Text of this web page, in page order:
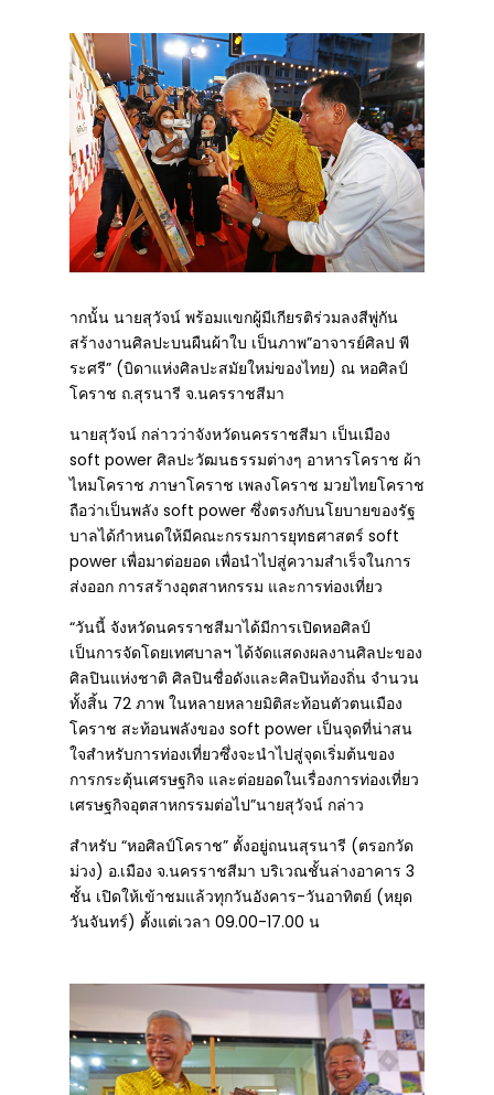
ากนั้น นายสุวัจน์ พร้อมแขกผู้มีเกียรติร่วมลงสีพู่กัน
สร้างงานศิลปะบนผืนผ้าใบ เป็นภาพ”อาจารย์ศิลป พี
ระศรี” (บิดาแห่งศิลปะสมัยใหม่ของไทย) ณ หอศิลป์
โคราช ถ.สุรนารี จ.นครราชสีมา
นายสุวัจน์ กล่าวว่าจังหวัดนครราชสีมา เป็นเมือง
soft power ศิลปะวัฒนธรรมต่างๆ อาหารโคราช ผ้า
ไหมโคราช ภาษาโคราช เพลงโคราช มวยไทยโคราช
ถือว่าเป็นพลัง soft power ซึ่งตรงกับนโยบายของรัฐ
บาลได้กําหนดให้มีคณะกรรมการยุทธศาสตร์ soft
power เพื่อมาต่อยอด เพื่อนําไปสู่ความสําเร็จในการ
ส่งออก การสร้างอุตสาหกรรม และการท่องเที่ยว
“วันนี้ จังหวัดนครราชสีมาได้มีการเปิดหอศิลป์
เป็นการจัดโดยเทศบาลฯ ได้จัดแสดงผลงานศิลปะของ
ศิลปินแห่งชาติ ศิลปินชื่อดังและศิลปินท้องถิ่น จำนวน
ทั้งสิ้น 72 ภาพ ในหลายหลายมิติสะท้อนตัวตนเมือง
โคราช สะท้อนพลังของ soft power เป็นจุดที่น่าสน
ใจสําหรับการท่องเที่ยวซึ่งจะนําไปสู่จุดเริ่มต้นของ
การกระตุ้นเศรษฐกิจ และต่อยอดในเรื่องการท่องเที่ยว
เศรษฐกิจอุตสาหกรรมต่อไป”นายสุวัจน์ กล่าว
สำหรับ “หอศิลป์โคราช” ตั้งอยู่ถนนสุรนารี (ตรอกวัด
ม่วง) อ.เมือง จ.นครราชสีมา บริเวณชั้นล่างอาคาร 3
ชั้น เปิดให้เข้าชมแล้วทุกวันอังคาร-วันอาทิตย์ (หยุด
วันจันทร์) ตั้งแต่เวลา 09.00-17.00 น